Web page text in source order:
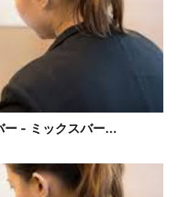
ー - ミックスバー...